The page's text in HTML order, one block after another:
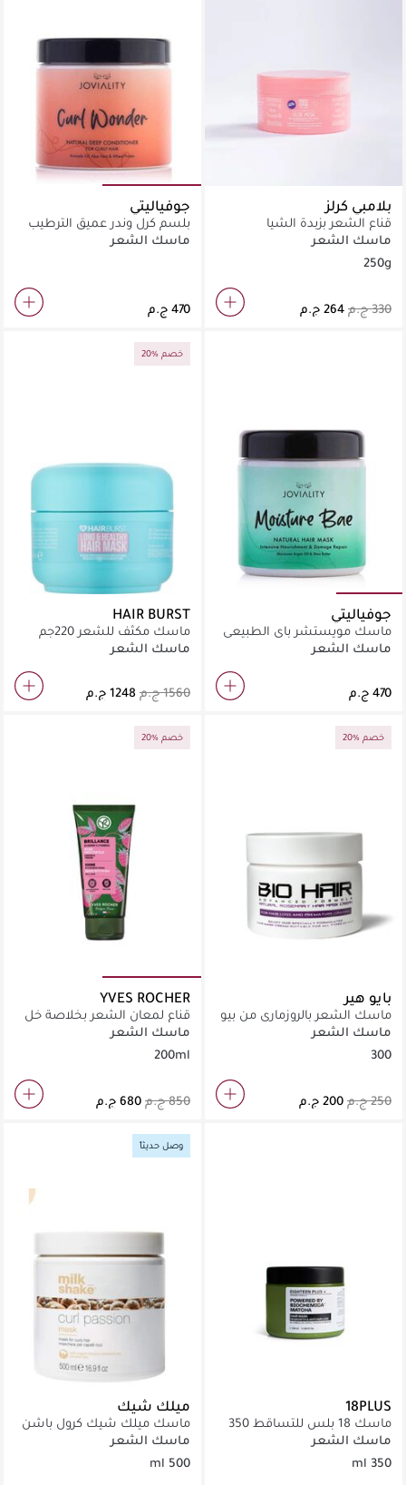
بلامبي كرلز
قناع الشعر بزبدة الشيا
ماسك الشعر
250g
جوفياليتي
بلسم كرل وندر عميق الترطيب
للشعر الكيرلي
ماسك الشعر
جوفياليتي
ماسك مويستشر باي الطبيعي
للشعر
ماسك الشعر
20% خصم
HAIR BURST
ماسك مكثف للشعر 220جم
ماسك الشعر
20% خصم
بايو هير
ماسك الشعر بالروزماري من بيو
هير
ماسك الشعر
300
20% خصم
YVES ROCHER
قناع لمعان الشعر بخلاصة خل
التوت 200مل
ماسك الشعر
200ml
18PLUS
ماسك 18 بلس للتساقط 350
جم
ماسك الشعر
350 ml
وصل حديثاً
ميلك شيك
ماسك ميلك شيك كرول باشن
500 مل
ماسك الشعر
500 ml